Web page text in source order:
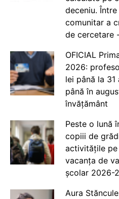
deceniu.
comunitar a
de cercetare
OFICIAL
2026:
lei până la
până în
învățământ
Peste o lună
copiii de
activitățile pe
vacanța de
școlar 2026-
Aura